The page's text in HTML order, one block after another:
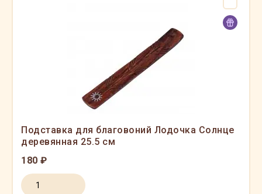
Подставка для благовоний Лодочка Солнце
деревянная 25.5 см
180 ₽